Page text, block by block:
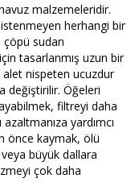
malzemeleridir.
herhangi bir
sudan
tasarlanmış uzun bir
alet nispeten ucuzdur
değiştirilir. Öğeleri
filtreyi daha
yardımcı
önce kaymak, ölü
büyük dallara
çok daha